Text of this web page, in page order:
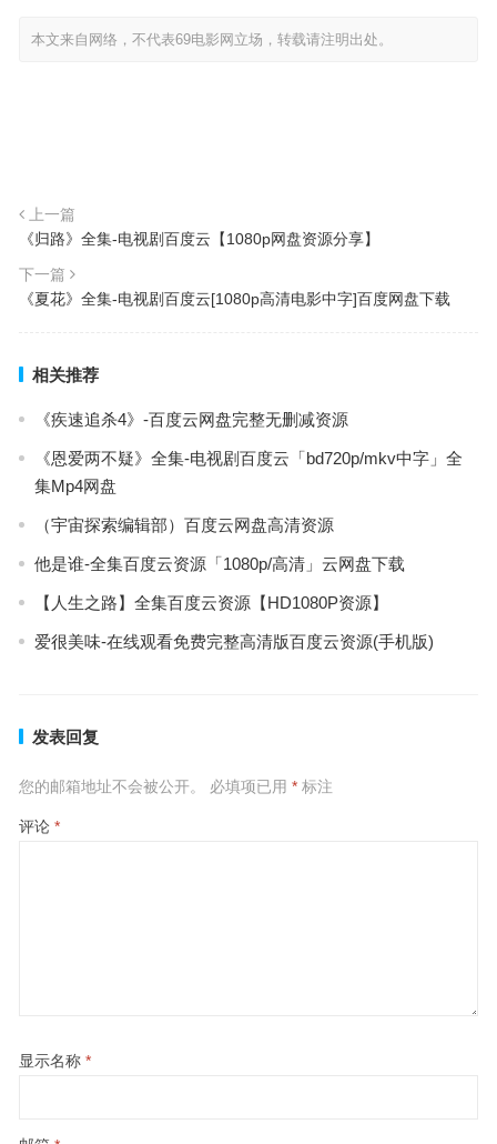
本文来自网络，不代表69电影网立场，转载请注明出处。
上一篇
《归路》全集-电视剧百度云【1080p网盘资源分享】
下一篇
《夏花》全集-电视剧百度云[1080p高清电影中字]百度网盘下载
相关推荐
《疾速追杀4》-百度云网盘完整无删减资源
《恩爱两不疑》全集-电视剧百度云「bd720p/mkv中字」全
集Mp4网盘
（宇宙探索编辑部）百度云网盘高清资源
他是谁-全集百度云资源「1080p/高清」云网盘下载
【人生之路】全集百度云资源【HD1080P资源】
爱很美味-在线观看免费完整高清版百度云资源(手机版)
发表回复
您的邮箱地址不会被公开。 必填项已用 *标注
评论 *
显示名称 *